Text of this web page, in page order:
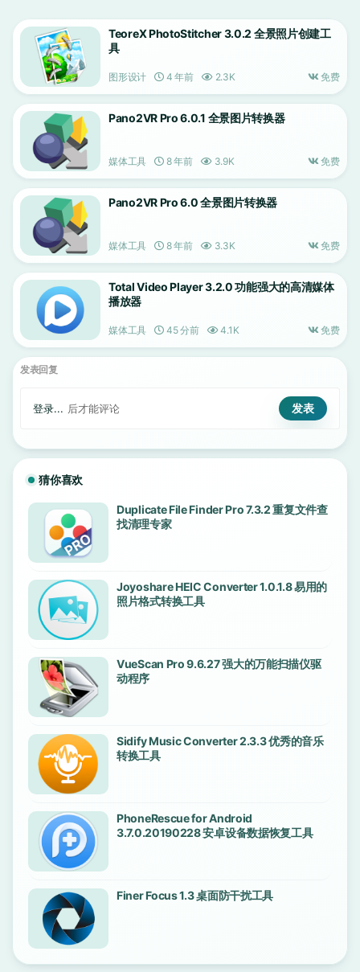
TeoreX PhotoStitcher 3.0.2 全景照片创建工
具
图形设计 4 年前 2.3K 免费
Pano2VR Pro 6.0.1 全景图片转换器
媒体工具 8 年前 3.9K 免费
Pano2VR Pro 6.0 全景图片转换器
媒体工具 8 年前 3.3K 免费
Total Video Player 3.2.0 功能强大的高清媒体
播放器
媒体工具 45 分前 4.1K 免费
发表回复
登录... 后才能评论
猜你喜欢
Duplicate File Finder Pro 7.3.2 重复文件查
找清理专家
Joyoshare HEIC Converter 1.0.1.8 易用的
照片格式转换工具
VueScan Pro 9.6.27 强大的万能扫描仪驱
动程序
Sidify Music Converter 2.3.3 优秀的音乐
转换工具
PhoneRescue for Android
3.7.0.20190228 安卓设备数据恢复工具
Finer Focus 1.3 桌面防干扰工具